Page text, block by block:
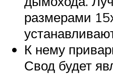
размерами
К нему
Свод будет